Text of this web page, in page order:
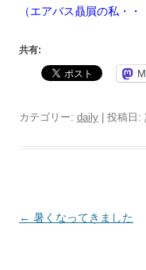
（エアバス贔屓の私・・
共有:
カテゴリー: daily | 投稿日:
投
← 暑くなってきました